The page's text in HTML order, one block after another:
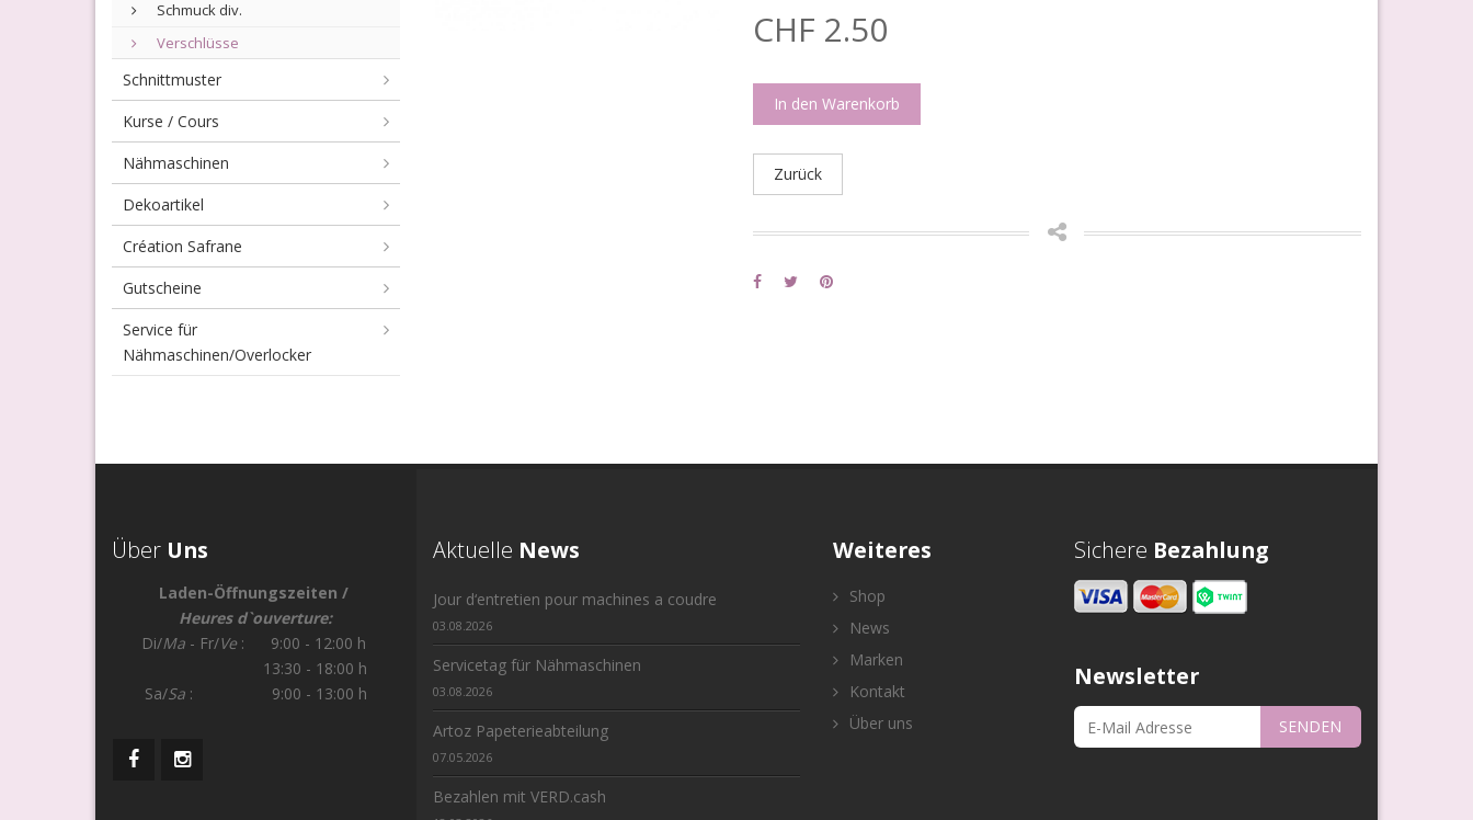
Schmuck div.
Verschlüsse
Schnittmuster
Kurse / Cours
Nähmaschinen
Dekoartikel
Création Safrane
Gutscheine
Service für
Nähmaschinen/Overlocker
CHF 2.50
In den Warenkorb
Zurück
Über Uns
Laden-Öffnungszeiten /
Heures d`ouverture:
Di/Ma- Fr/Ve : 9:00 - 12:00 h
13:30 - 18:00 h
Sa/Sa : 9:00 - 13:00 h
Aktuelle News
Jour d‘entretien pour machines a coudre
03.08.2026
Servicetag für Nähmaschinen
03.08.2026
Artoz Papeterieabteilung
07.05.2026
Bezahlen mit VERD.cash
Weiteres
Shop
News
Marken
Kontakt
Über uns
Sichere Bezahlung
Newsletter
SENDEN